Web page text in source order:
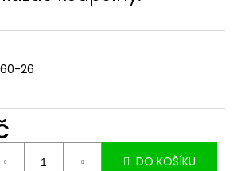
60-26
DO KOŠÍKU